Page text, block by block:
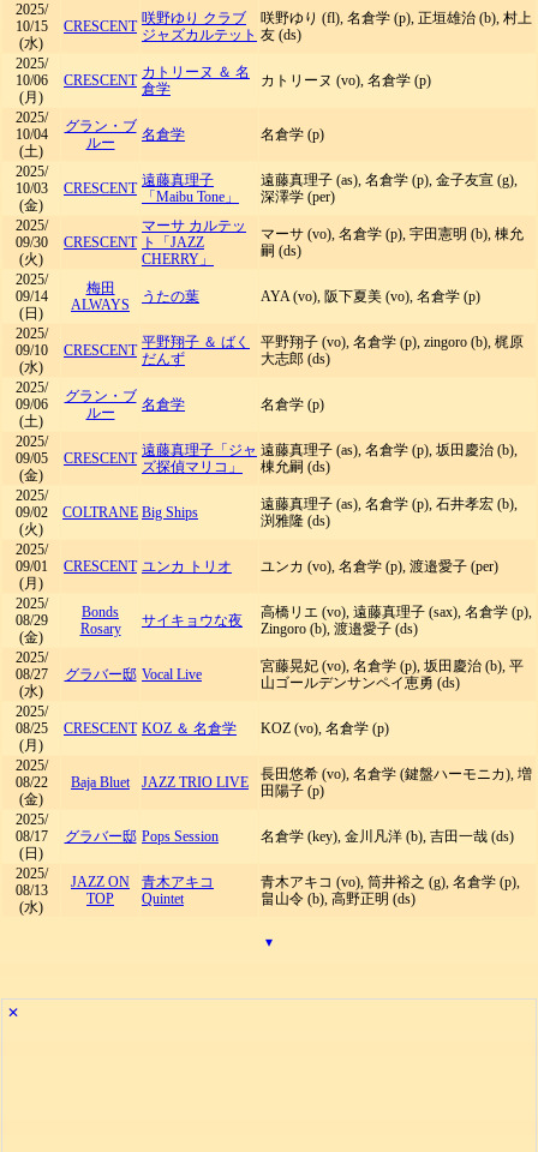
2025/
10/15
(水)
CRESCENT 咲野ゆり クラブ
ジャズカルテット
咲野ゆり (fl), 名倉学 (p), 正垣雄治 (b), 村上
友 (ds)
2025/
10/06
(月)
CRESCENT カトリーヌ ＆ 名
倉学
カトリーヌ (vo), 名倉学 (p)
2025/
10/04
(土)
グラン・ブ
ルー
名倉学 名倉学 (p)
2025/
10/03
(金)
CRESCENT 遠藤真理子
「Maibu Tone」
遠藤真理子 (as), 名倉学 (p), 金子友宣 (g),
深澤学 (per)
2025/
09/30
(火)
CRESCENT
マーサ カルテッ
ト「JAZZ
CHERRY」
マーサ (vo), 名倉学 (p), 宇田憲明 (b), 棟允
嗣 (ds)
2025/
09/14
(日)
梅田
ALWAYS
うたの葉 AYA (vo), 阪下夏美 (vo), 名倉学 (p)
2025/
09/10
(水)
CRESCENT 平野翔子 ＆ ばく
だんず
平野翔子 (vo), 名倉学 (p), zingoro (b), 梶原
大志郎 (ds)
2025/
09/06
(土)
グラン・ブ
ルー
名倉学 名倉学 (p)
2025/
09/05
(金)
CRESCENT 遠藤真理子「ジャ
ズ探偵マリコ」
遠藤真理子 (as), 名倉学 (p), 坂田慶治 (b),
棟允嗣 (ds)
2025/
09/02
(火)
COLTRANE Big Ships
遠藤真理子 (as), 名倉学 (p), 石井孝宏 (b),
渕雅隆 (ds)
2025/
09/01
(月)
CRESCENT ユンカ トリオ ユンカ (vo), 名倉学 (p), 渡邉愛子 (per)
2025/
08/29
(金)
Bonds
Rosary
サイキョウな夜
高橋リエ (vo), 遠藤真理子 (sax), 名倉学 (p),
Zingoro (b), 渡邉愛子 (ds)
2025/
08/27
(水)
グラバー邸 Vocal Live
宮藤晃妃 (vo), 名倉学 (p), 坂田慶治 (b), 平
山ゴールデンサンペイ恵勇 (ds)
2025/
08/25
(月)
CRESCENT KOZ ＆ 名倉学 KOZ (vo), 名倉学 (p)
2025/
08/22
(金)
Baja Bluet JAZZ TRIO LIVE
長田悠希 (vo), 名倉学 (鍵盤ハーモニカ), 増
田陽子 (p)
2025/
08/17
(日)
グラバー邸 Pops Session 名倉学 (key), 金川凡洋 (b), 吉田一哉 (ds)
2025/
08/13
(水)
JAZZ ON
TOP
青木アキコ
Quintet
青木アキコ (vo), 筒井裕之 (g), 名倉学 (p),
畠山令 (b), 高野正明 (ds)
▾
✕